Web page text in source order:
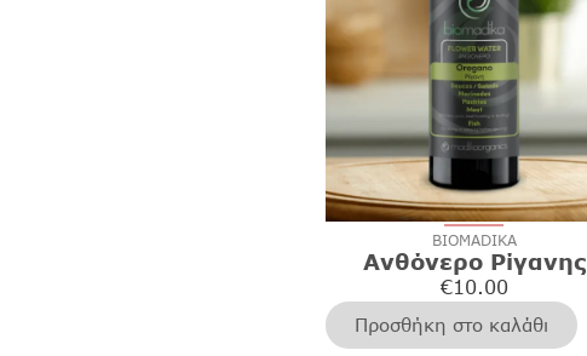
BIOMADIKA
Ανθόνερο Ρίγανης
€10.00
Προσθήκη στο καλάθι